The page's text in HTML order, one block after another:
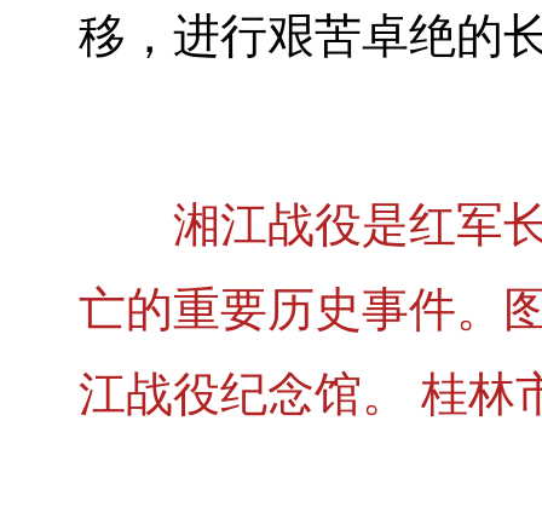
移，进行艰苦卓绝的
湘江战役是红军长
亡的重要历史事件。
江战役纪念馆。 桂林